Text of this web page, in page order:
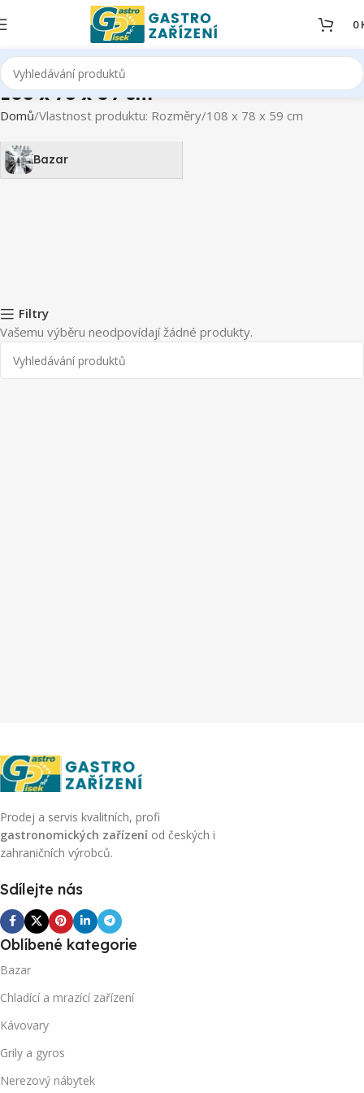
0
108 x 78 x 59 cm
Domů Vlastnost produktu: Rozměry 108 x 78 x 59 cm
Bazar
Filtry
Vašemu výběru neodpovídají žádné produkty.
Prodej a servis kvalitních, profi
gastronomických zařízení od českých i
zahraničních výrobců.
Sdílejte nás
Oblíbené kategorie
Bazar
Chladící a mrazící zařízení
Kávovary
Grily a gyros
Nerezový nábytek